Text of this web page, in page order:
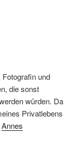
Fotografin und
die sonst
würden. Da
Privatlebens
Annes